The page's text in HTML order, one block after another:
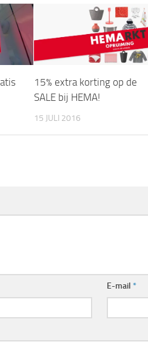
15% extra korting op de
SALE bij HEMA!
15 JULI 2016
E-mail*